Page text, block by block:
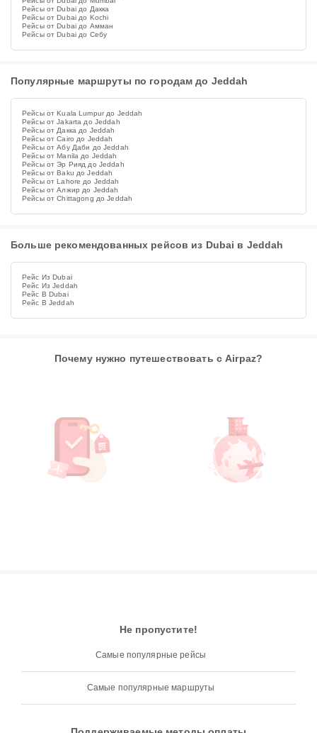
Рейсы от Dubai до Дакка
Рейсы от Dubai до Kochi
Рейсы от Dubai до Амман
Рейсы от Dubai до Себу
Популярные маршруты по городам до Jeddah
Рейсы от Kuala Lumpur до Jeddah
Рейсы от Jakarta до Jeddah
Рейсы от Дакка до Jeddah
Рейсы от Cairo до Jeddah
Рейсы от Абу Даби до Jeddah
Рейсы от Manila до Jeddah
Рейсы от Эр Рияд до Jeddah
Рейсы от Baku до Jeddah
Рейсы от Lahore до Jeddah
Рейсы от Алжир до Jeddah
Рейсы от Chittagong до Jeddah
Больше рекомендованных рейсов из Dubai в Jeddah
Рейс Из Dubai
Рейс Из Jeddah
Рейс В Dubai
Рейс В Jeddah
Почему нужно путешествовать с Airpaz?
Не пропустите!
Самые популярные рейсы
Самые популярные маршруты